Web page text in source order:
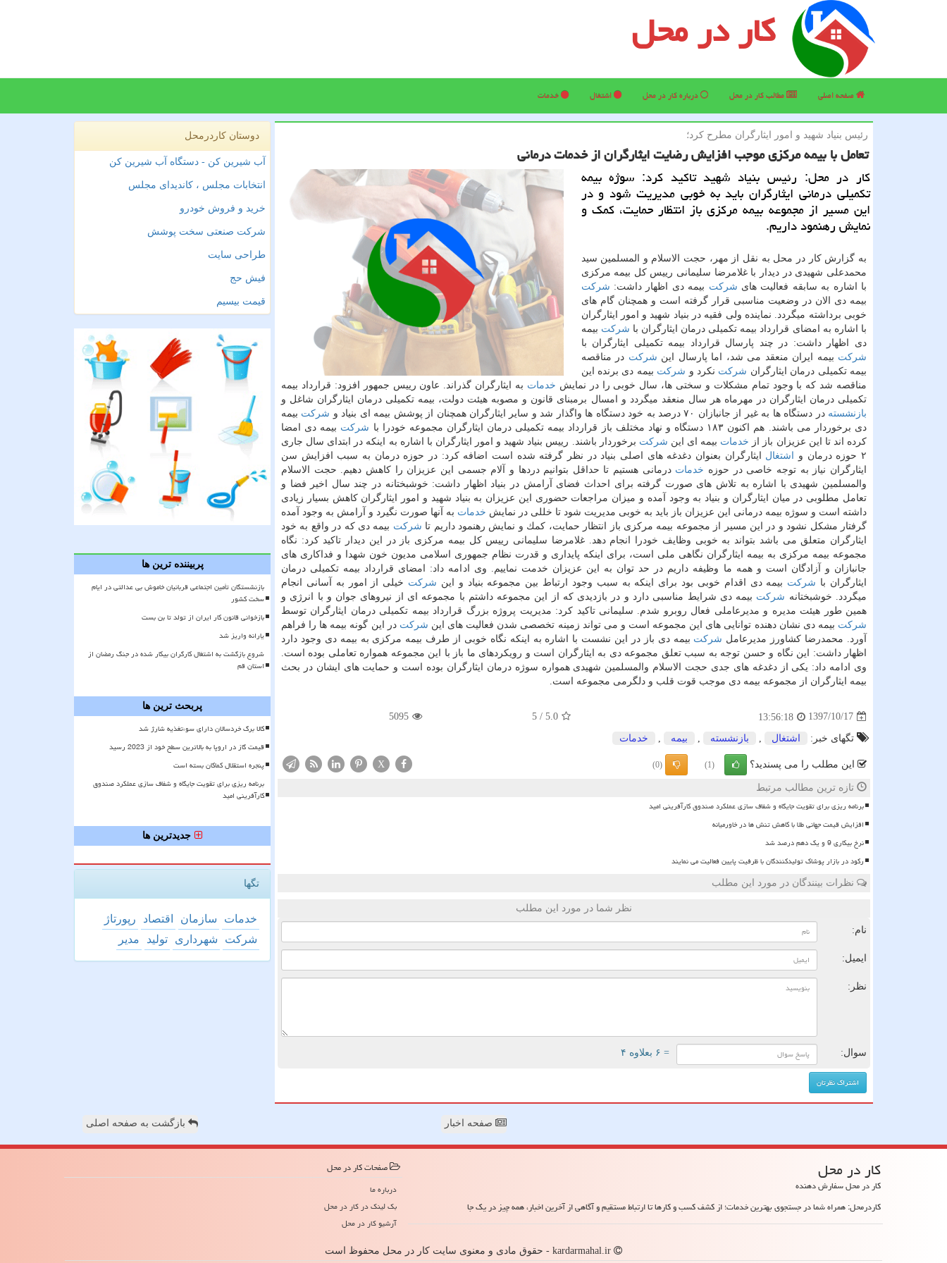
کار در محل
صفحه اصلی مطالب كار در محل درباره كار در محل اشتغال خدمات
رئیس بنیاد شهید و امور ایثارگران مطرح كرد؛
تعامل با بیمه مركزی موجب افزایش رضایت ایثارگران از خدمات درمانی
كار در محل: رئیس بنیاد شهید تاكید كرد: سوژه بیمه
تكمیلی درمانی ایثارگران باید به خوبی مدیریت شود و در
این مسیر از مجموعه بیمه مركزی باز انتظار حمایت، كمك و
نمایش رهنمود داریم.
به گزارش كار در محل به نقل از مهر، حجت الاسلام و المسلمین سید
محمدعلی شهیدی در دیدار با غلامرضا سلیمانی رییس كل بیمه مركزی
با اشاره به سابقه فعالیت های شركت بیمه دی اظهار داشت: شركت
بیمه دی الان در وضعیت مناسبی قرار گرفته است و همچنان گام های
خوبی برداشته میگردد. نماینده ولی فقیه در بنیاد شهید و امور ایثارگران
با اشاره به امضای قرارداد بیمه تكمیلی درمان ایثارگران با شركت بیمه
دی اظهار داشت: در چند پارسال قرارداد بیمه تكمیلی ایثارگران با
شركت بیمه ایران منعقد می شد، اما پارسال این شركت در مناقصه
بیمه تكمیلی درمان ایثارگران شركت نكرد و شركت بیمه دی برنده این
مناقصه شد كه با وجود تمام مشكلات و سختی ها، سال خوبی را در نمایش خدمات به ایثارگران گذراند. عاون رییس جمهور افزود: قرارداد بیمه
تكمیلی درمان ایثارگران در مهرماه هر سال منعقد میگردد و امسال برمبنای قانون و مصوبه هیئت دولت، بیمه تكمیلی درمان ایثارگران شاغل و
بازنشسته در دستگاه ها به غیر از جانبازان ۷۰ درصد به خود دستگاه ها واگذار شد و سایر ایثارگران همچنان از پوشش بیمه ای بنیاد و شركت بیمه
دی برخوردار می باشند. هم اكنون ۱۸۳ دستگاه و نهاد مختلف باز قرارداد بیمه تكمیلی درمان ایثارگران مجموعه خودرا با
شركت بیمه دی امضا
كرده اند تا این عزیزان باز از خدمات بیمه ای این شركت برخوردار باشند. رییس بنیاد شهید و امور ایثارگران با اشاره به اینكه در ابتدای سال جاری
۲ حوزه درمان و
اشتغال ایثارگران بعنوان دغدغه های اصلی بنیاد در نظر گرفته شده است اضافه كرد: در حوزه درمان به سبب افزایش سن
ایثارگران نیاز به توجه خاصی در حوزه خدمات درمانی هستیم تا حداقل بتوانیم دردها و آلام جسمی این عزیزان را كاهش دهیم. حجت الاسلام
والمسلمین شهیدی با اشاره به تلاش های صورت گرفته برای احداث فضای آرامش در بنیاد اظهار داشت: خوشبختانه در چند سال اخیر فضا و
تعامل مطلوبی در میان ایثارگران و بنیاد به وجود آمده و میزان مراجعات حضوری این عزیزان به بنیاد شهید و امور ایثارگران كاهش بسیار زیادی
داشته است و سوژه بیمه درمانی این عزیزان باز باید به خوبی مدیریت شود تا خللی در نمایش خدمات به آنها صورت نگیرد و آرامش به وجود آمده
گرفتار مشكل نشود و در این مسیر از مجموعه بیمه مركزی باز انتظار حمایت، كمك و نمایش رهنمود داریم تا شركت بیمه دی كه در واقع به خود
ایثارگران متعلق می باشد بتواند به خوبی وظایف خودرا انجام دهد. غلامرضا سلیمانی رییس كل بیمه مركزی باز در این دیدار تاكید كرد: نگاه
مجموعه بیمه مركزی به بیمه ایثارگران نگاهی ملی است، برای اینكه پایداری و قدرت نظام جمهوری اسلامی مدیون خون شهدا و فداكاری های
جانبازان و آزادگان است و همه ما وظیفه داریم در حد توان به این عزیزان خدمت نماییم. وی ادامه داد: امضای قرارداد بیمه تكمیلی درمان
ایثارگران با شركت بیمه دی اقدام خوبی بود برای اینكه به سبب وجود ارتباط بین مجموعه بنیاد و این شركت خیلی از امور به آسانی انجام
میگردد. خوشبختانه شركت بیمه دی شرایط مناسبی دارد و در بازدیدی كه از این مجموعه داشتم با مجموعه ای از نیروهای جوان و با انرژی و
همین طور هیئت مدیره و مدیرعاملی فعال روبرو شدم. سلیمانی تاكید كرد: مدیریت پروژه بزرگ قرارداد بیمه تكمیلی درمان ایثارگران توسط
شركت بیمه دی نشان دهنده توانایی های این مجموعه است و می تواند زمینه تخصصی شدن فعالیت های این شركت در این گونه بیمه ها را فراهم
آورد. محمدرضا كشاورز مدیرعامل شركت بیمه دی باز در این نشست با اشاره به اینكه نگاه خوبی از طرف بیمه مركزی به بیمه دی وجود دارد
اظهار داشت: این نگاه و حسن توجه به سبب تعلق مجموعه دی به ایثارگران است و رویكردهای ما باز با این مجموعه همواره تعاملی بوده است.
وی ادامه داد: یكی از دغدغه های جدی حجت الاسلام والمسلمین شهیدی همواره سوژه درمان ایثارگران بوده است و حمایت های ایشان در بحث
بیمه ایثارگران از مجموعه بیمه دی موجب قوت قلب و دلگرمی مجموعه است.
1397/10/17
13:56:18
5.0
/
5
5095
تگهای خبر: اشتغال بازنشسته بیمه خدمات
این مطلب را می پسندید؟ (1)
(0)
X
تازه ترین مطالب مرتبط
برنامه ریزی برای تقویت جایگاه و شفاف سازی عملکرد صندوق کارآفرینی امید
افزایش قیمت جهانی طلا با کاهش تنش ها در خاورمیانه
نرخ بیکاری 9 و یک دهم درصد شد
رکود در بازار پوشاک تولیدکنندگان با ظرفیت پایین فعالیت می نمایند
نظرات بینندگان در مورد این مطلب
نظر شما در مورد این مطلب
نام:
ایمیل:
نظر:
سوال: = ۶ بعلاوه ۴
دوستان کاردرمحل
آب شیرین کن - دستگاه آب شیرین کن
انتخابات مجلس ، کاندیدای مجلس
خرید و فروش خودرو
شرکت صنعتی سخت پوشش
طراحی سایت
فیش حج
قیمت بیسیم
پربیننده ترین ها
بازنشستگان تأمین اجتماعی قربانیان خاموش بی عدالتی در ایام
سخت کشور
بازخوانی قانون کار ایران از تولد تا بن بست
یارانه واریز شد
شروع بازگشت به اشتغال کارگران بیکار شده در جنگ رمضان از
استان قم
پربحث ترین ها
کالا برگ خردسالان دارای سوءتغذیه شارژ شد
قیمت گاز در اروپا به بالاترین سطح خود از 2023 رسید
پنجره استقلال کماکان بسته است
برنامه ریزی برای تقویت جایگاه و شفاف سازی عملکرد صندوق
کارآفرینی امید
جدیدترین ها
تگها
خدمات سازمان اقتصاد
رپورتاژ
شركت
شهرداری تولید مدیر
صفحه اخبار بازگشت به صفحه اصلی
كار در محل
کار در محل سفارش دهنده
کاردرمحل: همراه شما در جستجوی بهترین خدمات؛ از کشف کسب و کارها تا ارتباط مستقیم و آگاهی از آخرین اخبار، همه چیز در یک جا
صفحات كار در محل
درباره ما
بک لینک در كار در محل
آرشیو كار در محل